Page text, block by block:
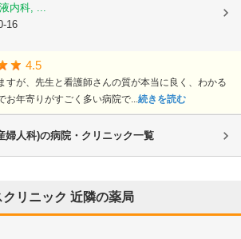
内科, ...
16
4.5
すが、先生と看護師さんの質が本当に良く、わかる
お年寄りがすごく多い病院で... 続きを読む
婦人科)の病院・クリニック一覧
リニック 近隣の薬局